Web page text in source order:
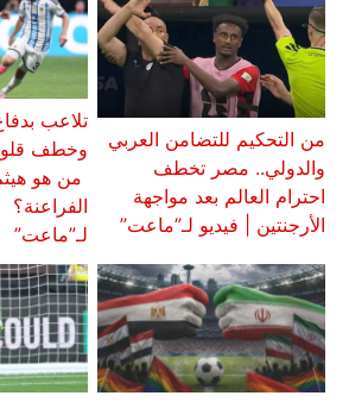
من التحكيم للتضامن العربي
والدولي.. مصر تخطف
احترام العالم بعد مواجهة
الأرجنتين | فيديو لـ”ماعت”
تلاعب
وخطف
من هو
لـ”ماعت”